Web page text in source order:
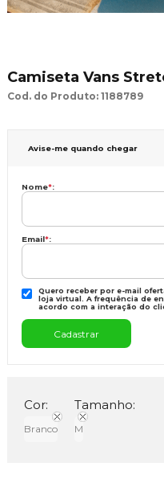
Camiseta Vans
Cod. do Produto: 1188789
Avise-me quando chegar
Nome*:
Email*:
Quero receber por e-mail
loja virtual. A frequência de
acordo com a interação do
Cor:
Branco
Tamanho:
M